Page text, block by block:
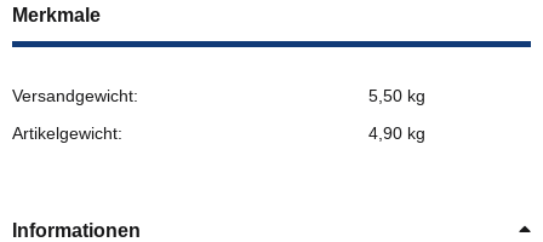
Merkmale
Versandgewicht:
5,50 kg
Artikelgewicht:
4,90 kg
Informationen